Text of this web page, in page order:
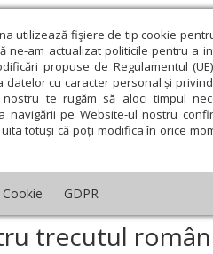
utilizează fişiere de tip cookie
ne-am actualizat politicile pentru a
propuse de Regulamentul
datelor cu caracter personal și
nostru te rugăm să aloci timpul
navigării pe Website-ul nostru
totuși că poți modifica în orice
GDPR
Teologie și spiritualitate
Sănătate Analiză
› Din dragoste pentru trecutul
trecutul